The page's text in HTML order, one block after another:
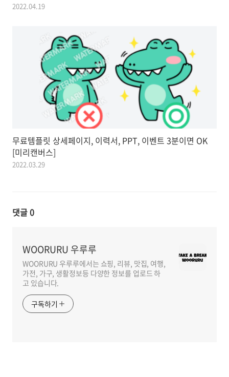
2022.04.19
무료템플릿 상세페이지, 이력서, PPT, 이벤트 3분이면 OK
[미리캔버스]
2022.03.29
댓글0
WOORURU 우루루
WOORURU 우루루에서는 쇼핑, 리뷰, 맛집, 여행,
가전, 가구, 생활정보등 다양한 정보를 업로드 하
고 있습니다.
구독하기